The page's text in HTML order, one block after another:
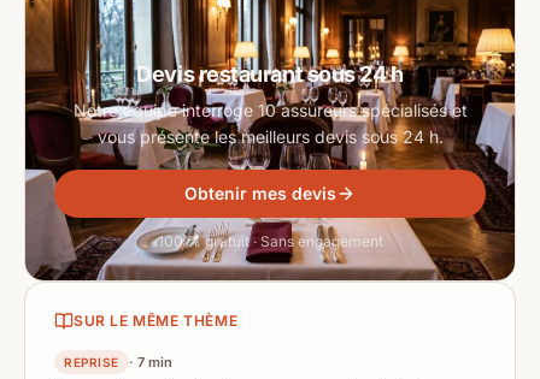
Devis restaurant sous 24 h
Notre équipe interroge 10 assureurs spécialisés et
vous présente les meilleurs devis sous 24 h.
Obtenir mes devis
100 % gratuit · Sans engagement
SUR LE MÊME THÈME
REPRISE · 7 min